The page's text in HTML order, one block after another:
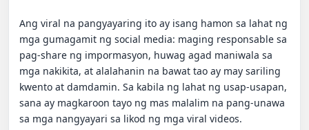
Ang viral na pangyayaring ito ay isang hamon sa lahat ng
mga gumagamit ng social media: maging responsable sa
pag-share ng impormasyon, huwag agad maniwala sa
mga nakikita, at alalahanin na bawat tao ay may sariling
kwento at damdamin. Sa kabila ng lahat ng usap-usapan,
sana ay magkaroon tayo ng mas malalim na pang-unawa
sa mga nangyayari sa likod ng mga viral videos.